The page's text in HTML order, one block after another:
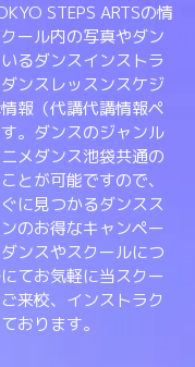
STEPS ARTSの情
ール内の写真やダン
るダンスインストラ
ンスレッスンスケジ
報（代講代講情報ペ
。ダンスのジャンル
メダンス池袋共通の
とが可能ですので、
に見つかるダンスス
のお得なキャンペー
ンスやスクールにつ
てお気軽に当スクー
来校、インストラク
おります。